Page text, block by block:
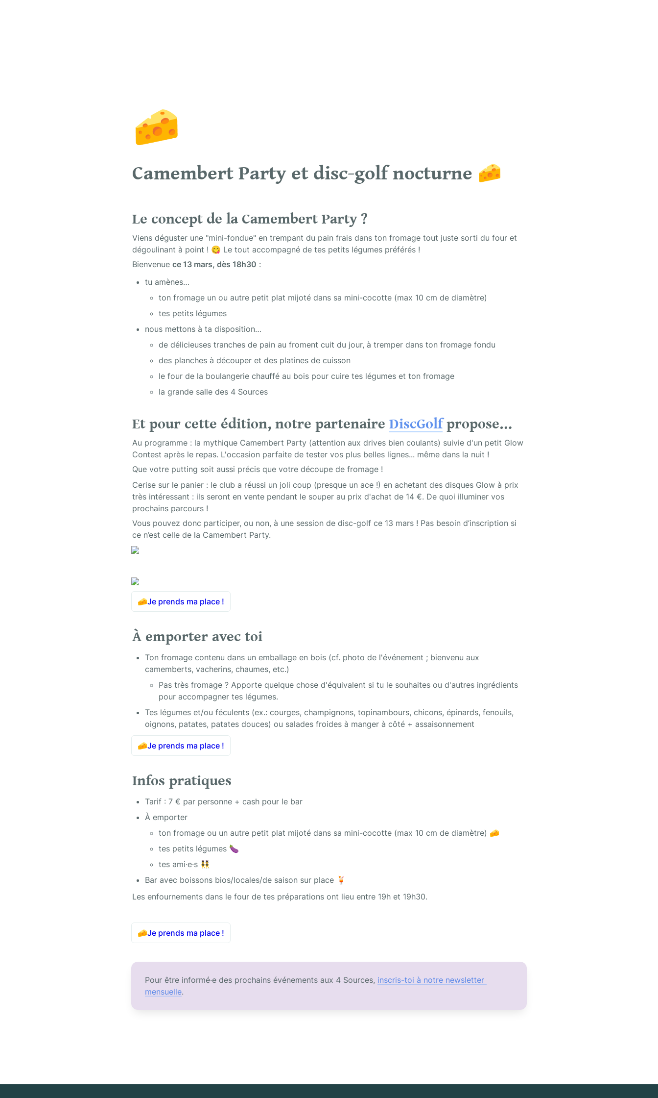
🧀
Camembert Party et disc-golf nocturne 🧀
Le concept de la Camembert Party ?
Viens déguster une "mini-fondue" en trempant du pain frais dans ton fromage tout juste sorti du four et
dégoulinant à point ! 😋 Le tout accompagné de tes petits légumes préférés !
Bienvenue ce 13 mars, dès 18h30 :
tu amènes…
ton fromage un ou autre petit plat mijoté dans sa mini-cocotte (max 10 cm de diamètre)
tes petits légumes
nous mettons à ta disposition…
de délicieuses tranches de pain au froment cuit du jour, à tremper dans ton fromage fondu
des planches à découper et des platines de cuisson
le four de la boulangerie chauffé au bois pour cuire tes légumes et ton fromage
la grande salle des 4 Sources
Et pour cette édition, notre partenaire DiscGolf propose…
Au programme : la mythique Camembert Party (attention aux drives bien coulants) suivie d'un petit Glow
Contest après le repas. L'occasion parfaite de tester vos plus belles lignes... même dans la nuit !
Que votre putting soit aussi précis que votre découpe de fromage !
Cerise sur le panier : le club a réussi un joli coup (presque un ace !) en achetant des disques Glow à prix
très intéressant : ils seront en vente pendant le souper au prix d'achat de 14 €. De quoi illuminer vos
prochains parcours !
Vous pouvez donc participer, ou non, à une session de disc-golf ce 13 mars ! Pas besoin d’inscription si
ce n’est celle de la Camembert Party.
🧀Je prends ma place !
À emporter avec toi
Ton fromage contenu dans un emballage en bois (cf. photo de l'événement ; bienvenu aux
camemberts, vacherins, chaumes, etc.)
Pas très fromage ? Apporte quelque chose d'équivalent si tu le souhaites ou d'autres ingrédients
pour accompagner tes légumes.
Tes légumes et/ou féculents (ex.: courges, champignons, topinambours, chicons, épinards, fenouils,
oignons, patates, patates douces) ou salades froides à manger à côté + assaisonnement
🧀Je prends ma place !
Infos pratiques
Tarif : 7 € par personne + cash pour le bar
À emporter
ton fromage ou un autre petit plat mijoté dans sa mini-cocotte (max 10 cm de diamètre) 🧀
tes petits légumes 🍆
tes ami·e·s 👯
Bar avec boissons bios/locales/de saison sur place 🍹
Les enfournements dans le four de tes préparations ont lieu entre 19h et 19h30.
🧀Je prends ma place !
Pour être informé·e des prochains événements aux 4 Sources, inscris-toi à notre newsletter
mensuelle.